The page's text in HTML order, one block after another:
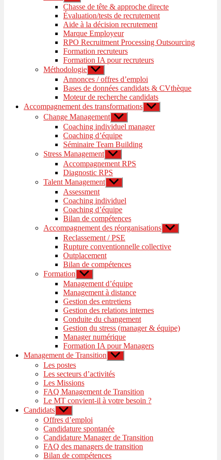
le
sous-
menu
Chasse de tête & approche directe
Évaluation/tests de recrutement
Aide à la décision recrutement
Marque Employeur
RPO Recruitment Processing Outsourcing
Formation recruteurs
Formation IA pour recruteurs
Méthodologie Afficher
le
sous-
menu
Annonces / offres d’emploi
Bases de données candidats & CVthèque
Moteur de recherche candidats
Accompagnement des transformations Afficher
le
menu
Change Management Afficher
le
sous-
menu
Coaching individuel manager
Coaching d’équipe
Séminaire Team Building
Stress Management Afficher
le
sous-
menu
Accompagnement RPS
Diagnostic RPS
Talent Management Afficher
le
sous-
menu
Assessment
Coaching individuel
Coaching d’équipe
Bilan de compétences
Accompagnement des réorganisations Afficher
le
menu
Reclassement / PSE
Rupture conventionnelle collective
Outplacement
Bilan de compétences
Formation Afficher
le
sous-
menu
Management d’équipe
Management à distance
Gestion des entretiens
Gestion des relations internes
Conduite du changement
Gestion du stress (manager & équipe)
Manager numérique
Formation IA pour Managers
Management de Transition Afficher
le
sous-
menu
Les postes
Les secteurs d’activités
Les Missions
FAQ Management de Transition
Le MT convient-il à votre besoin ?
Candidats Afficher
le
sous-
menu
Offres d’emploi
Candidature spontanée
Candidature Manager de Transition
FAQ des managers de transition
Bilan de compétences